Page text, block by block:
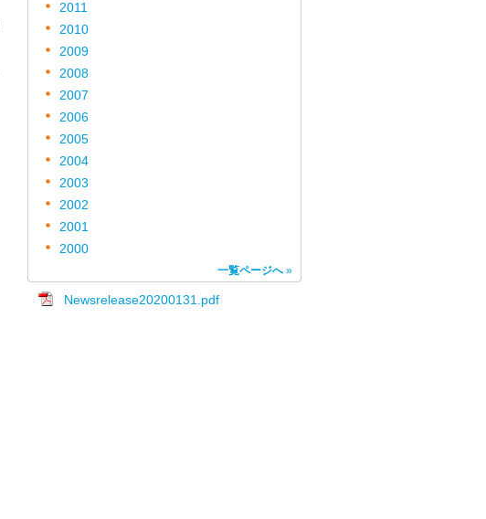
2011
2010
2009
2008
2007
2006
2005
2004
2003
2002
2001
2000
一覧ページへ»
Newsrelease20200131.pdf